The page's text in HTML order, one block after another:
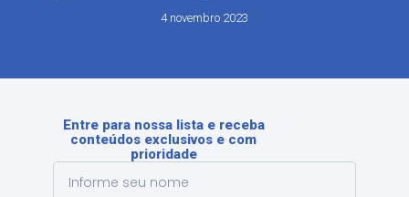
4 novembro 2023
Entre para nossa lista e receba
conteúdos exclusivos e com
prioridade